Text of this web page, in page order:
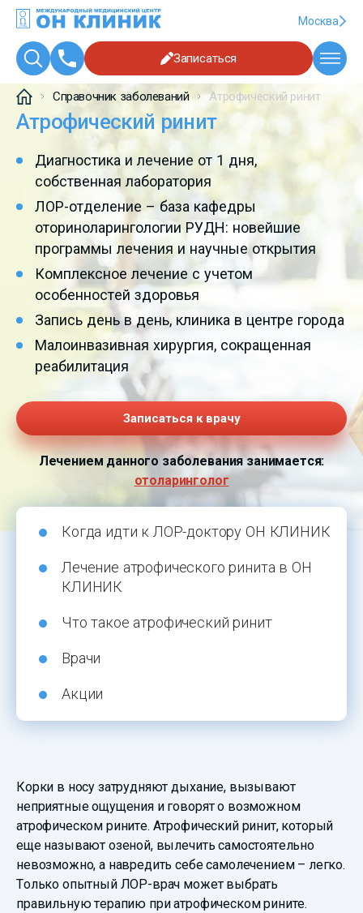
Москва
Записаться
Справочник заболеваний Атрофический ринит
Атрофический ринит
Диагностика и лечение от 1 дня,
собственная лаборатория
ЛОР-отделение – база кафедры
оториноларингологии РУДН: новейшие
программы лечения и научные открытия
Комплексное лечение с учетом
особенностей здоровья
Запись день в день, клиника в центре города
Малоинвазивная хирургия, сокращенная
реабилитация
Записаться к врачу
Лечением данного заболевания занимается:
отоларинголог
Когда идти к ЛОР-доктору ОН КЛИНИК
Лечение атрофического ринита в ОН
КЛИНИК
Что такое атрофический ринит
Врачи
Акции
Корки в носу затрудняют дыхание, вызывают
неприятные ощущения и говорят о возможном
атрофическом рините. Атрофический ринит, который
еще называют озеной, вылечить самостоятельно
невозможно, а навредить себе самолечением – легко.
Только опытный ЛОР-врач может выбрать
правильную терапию при атрофическом рините.